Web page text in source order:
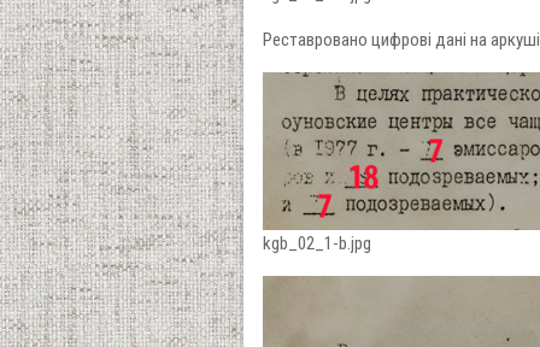
Реставровано цифрові дані на
kgb_02_1-b.jpg